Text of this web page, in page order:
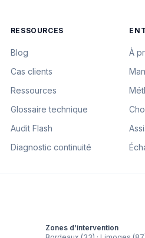
RESSOURCES
Blog
Cas clients
Ressources
Glossaire technique
Audit Flash
Diagnostic continuité
À
Zones d'intervention